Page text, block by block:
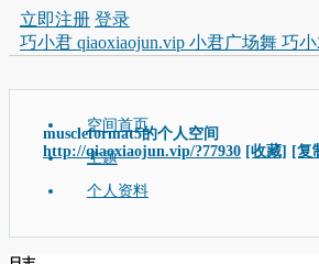
立即注册 登录
巧小君 qiaoxiaojun.vip 小君广场舞 巧
muscleformat5的个人空间
http://qiaoxiaojun.vip/?77930 [收藏] [复
空间首页
主题
个人资料